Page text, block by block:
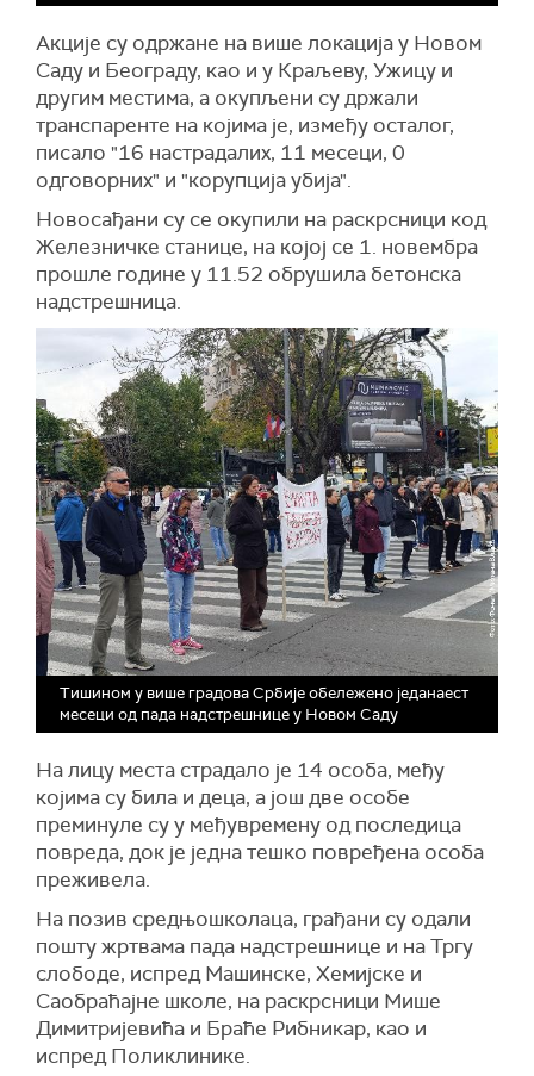
Акције су одржане на више локација у Новом
Саду и Београду, као и у Краљеву, Ужицу и
другим местима, а окупљени су држали
транспаренте на којима је, између осталог,
писало "16 настрадалих, 11 месеци, 0
одговорних" и "корупција убија".
Новосађани су се окупили на раскрсници код
Железничке станице, на којој се 1. новембра
прошле године у 11.52 обрушила бетонска
надстрешница.
Тишином у више градова Србије обележено једанаест
месеци од пада надстрешнице у Новом Саду
На лицу места страдало је 14 особа, међу
којима су била и деца, а још две особе
преминуле су у међувремену од последица
повреда, док је једна тешко повређена особа
преживела.
На позив средњошколаца, грађани су одали
пошту жртвама пада надстрешнице и на Тргу
слободе, испред Машинске, Хемијске и
Саобраћајне школе, на раскрсници Мише
Димитријевића и Браће Рибникар, као и
испред Поликлинике.